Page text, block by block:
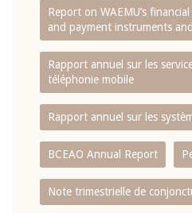
Report on WAEMU’s
and payment instruments
Rapport annuel sur les
téléphonie mobile
Rapport annuel sur les
BCEAO Annual Report
Note trimestrielle de